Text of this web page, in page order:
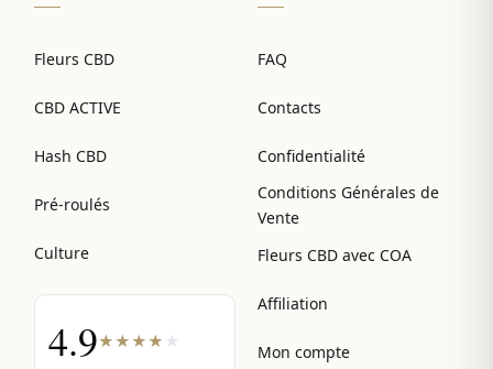
Fleurs CBD
CBD ACTIVE
Hash CBD
Pré-roulés
Culture
4.9★★★★ ★
FAQ
Contacts
Confidentialité
Conditions Générales de
Vente
Fleurs CBD avec COA
Affiliation
Mon compte